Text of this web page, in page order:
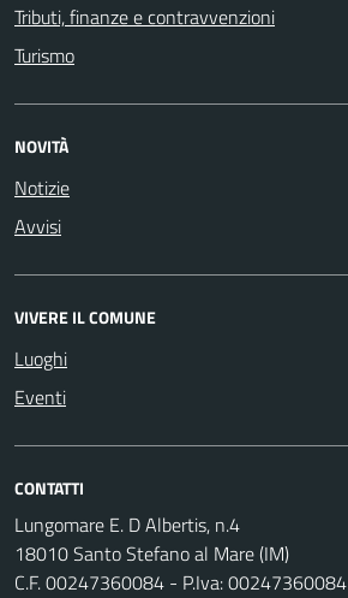
Tributi, finanze e contravvenzioni
Turismo
NOVITÀ
Notizie
Avvisi
VIVERE IL COMUNE
Luoghi
Eventi
CONTATTI
Lungomare E. D Albertis, n.4
18010 Santo Stefano al Mare (IM)
C.F. 00247360084 - P.Iva: 00247360084